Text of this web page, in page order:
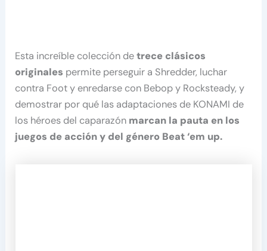
Esta increíble colección detrece clásicos
originales permite perseguir a Shredder, luchar
contra Foot y enredarse con Bebop y Rocksteady, y
demostrar por qué las adaptaciones de KONAMI de
los héroes del caparazón marcan la pauta en los
juegos de acción y del género Beat ‘em up.